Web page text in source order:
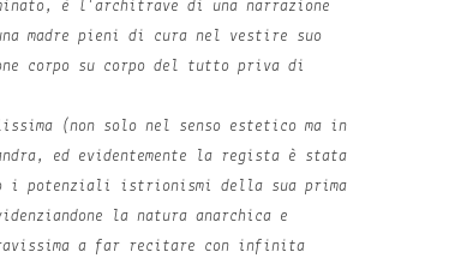
è l'architrave di una narrazione
madre pieni di cura nel vestire suo
corpo su corpo del tutto priva di
(non solo nel senso estetico ma in
ed evidentemente la regista è stata
i potenziali istrionismi della sua prima
la natura anarchica e
a far recitare con infinita